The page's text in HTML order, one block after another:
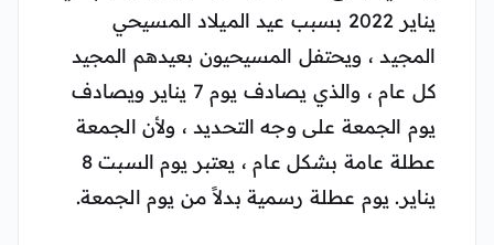
يناير 2022 بسبب عيد الميلاد المسيحي
المجيد ، ويحتفل المسيحيون بعيدهم المجيد
كل عام ، والذي يصادف يوم 7 يناير ويصادف
يوم الجمعة على وجه التحديد ، ولأن الجمعة
عطلة عامة بشكل عام ، يعتبر يوم السبت 8
يناير. يوم عطلة رسمية بدلاً من يوم الجمعة.